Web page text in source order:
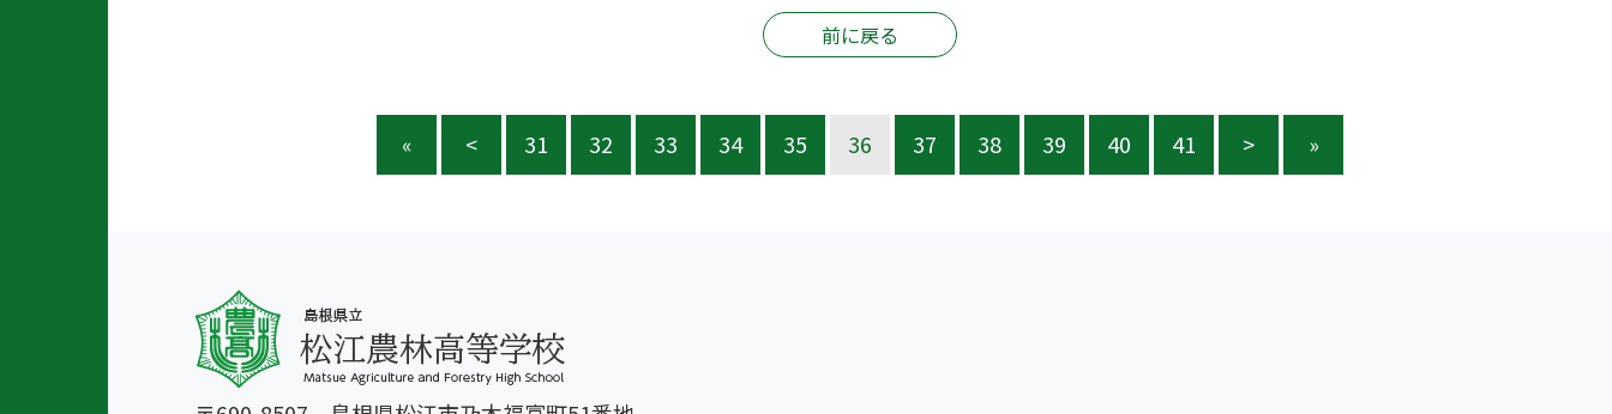
前に戻る
« < 31 32 33 34 35 36 37 38 39 40 41 > »